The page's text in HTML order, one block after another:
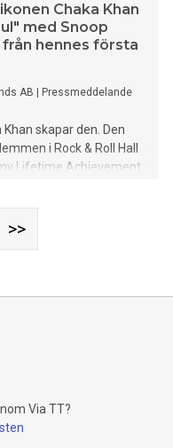
Chaka Khan
med Snoop
hennes första
AB Pressmeddelande
skapar den. Den
i Rock & Roll Hall
Lifetime Achievement
(EarthSong
i hennes
>>
Via TT?